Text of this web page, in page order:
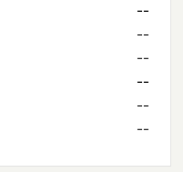
--
--
--
--
--
--